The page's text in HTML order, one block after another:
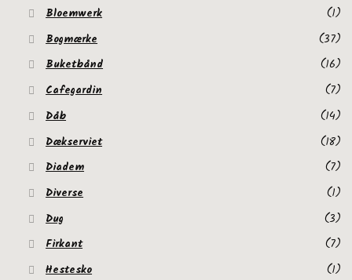
Bloemwerk
(1)
Bogmærke
(37)
Buketbånd
(16)
Cafegardin
(7)
Dåb
(14)
Dækserviet
(18)
Diadem
(7)
Diverse
(1)
Dug
(3)
Firkant
(7)
Hestesko
(1)